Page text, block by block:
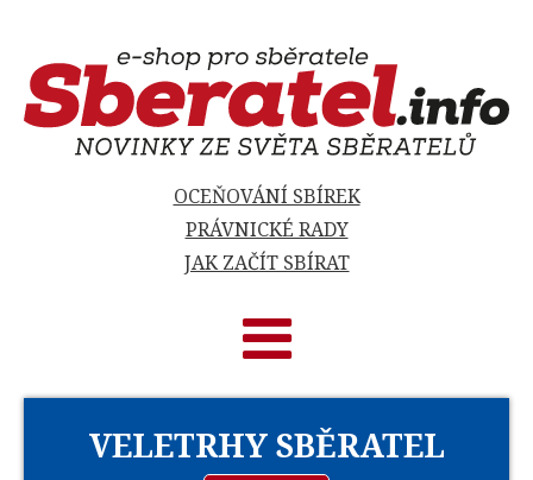
OCEŇOVÁNÍ SBÍREK
PRÁVNICKÉ RADY
JAK ZAČÍT SBÍRAT
VELETRHY SBĚRATEL